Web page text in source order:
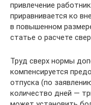
привлечение
приравнивается ко
в повышенном
статье о расчете
Труд сверх нормы
компенсируется
отпуска (по
количество дней —